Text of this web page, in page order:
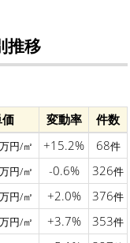
推移
変動率
件数
万円/㎡ +15.2% 68件
万円/㎡ -0.6% 326件
万円/㎡ +2.0% 376件
万円/㎡ +3.7% 353件